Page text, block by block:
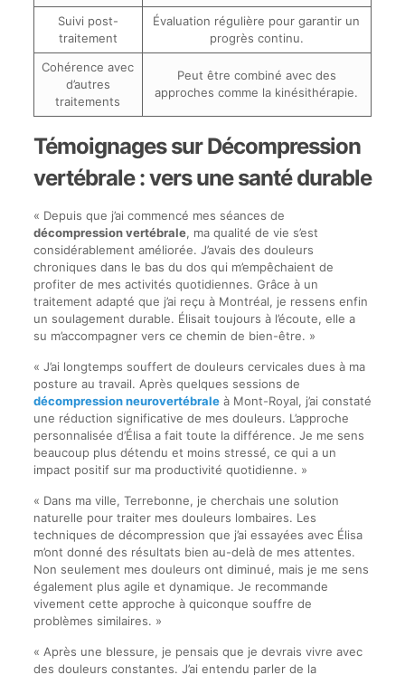
Suivi post-
traitement
Évaluation régulière pour garantir un
progrès continu.
Cohérence avec
d’autres
traitements
Peut être combiné avec des
approches comme la kinésithérapie.
Témoignages sur Décompression
vertébrale : vers une santé durable
« Depuis que j’ai commencé mes séances de
décompression vertébrale, ma qualité de vie s’est
considérablement améliorée. J’avais des douleurs
chroniques dans le bas du dos qui m’empêchaient de
profiter de mes activités quotidiennes. Grâce à un
traitement adapté que j’ai reçu à Montréal, je ressens enfin
un soulagement durable. Élisait toujours à l’écoute, elle a
su m’accompagner vers ce chemin de bien-être. »
« J’ai longtemps souffert de douleurs cervicales dues à ma
posture au travail. Après quelques sessions de
décompression neurovertébraleà Mont-Royal, j’ai constaté
une réduction significative de mes douleurs. L’approche
personnalisée d’Élisa a fait toute la différence. Je me sens
beaucoup plus détendu et moins stressé, ce qui a un
impact positif sur ma productivité quotidienne. »
« Dans ma ville, Terrebonne, je cherchais une solution
naturelle pour traiter mes douleurs lombaires. Les
techniques de décompression que j’ai essayées avec Élisa
m’ont donné des résultats bien au-delà de mes attentes.
Non seulement mes douleurs ont diminué, mais je me sens
également plus agile et dynamique. Je recommande
vivement cette approche à quiconque souffre de
problèmes similaires. »
« Après une blessure, je pensais que je devrais vivre avec
des douleurs constantes. J’ai entendu parler de la